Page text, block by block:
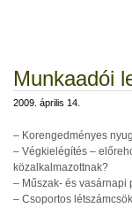
Munkaadói
2009. április 14.
– Korengedményes
– Végkielégítés –
közalkalmazottnak?
– Műszak- és vasárnapi
– Csoportos